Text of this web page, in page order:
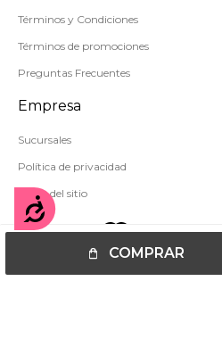
Accesibilidad
COMPRAR
Términos y Condiciones
Términos de promociones
Preguntas Frecuentes
Empresa
Sucursales
Política de privacidad
Mapa del sitio